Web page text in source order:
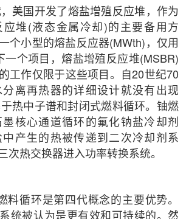
美国开发了熔盐增殖反应堆，作为
应堆(液态金属冷却)的主要备用方
个小型的熔盐反应器(MWth)，仅用
一个项目，熔盐增殖反应堆(MSBR)
工作仅限于这些项目。自20世纪70
离再热器的详细设计就没有出现
热中子谱和封闭式燃料循环。铀燃
核心通道循环的氟化钠盐冷却剂
产生的热被传递到二次冷却剂系
次热交换器进入功率转换系统。
料循环是第四代概念的主要优势。
统被认为是更有效和可持续的。然